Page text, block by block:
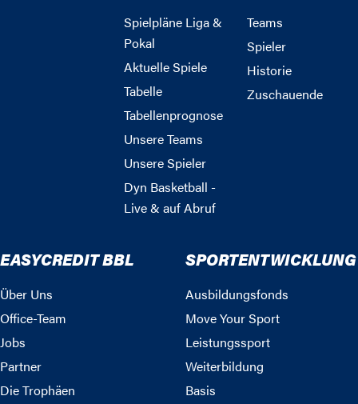
Spielpläne Liga &
Pokal
Aktuelle Spiele
Tabelle
Tabellenprognose
Unsere Teams
Unsere Spieler
Dyn Basketball -
Live & auf Abruf
Teams
Spieler
Historie
Zuschauende
EASYCREDIT BBL
Über Uns
Office-Team
Jobs
Partner
Die Trophäen
SPORTENTWICKLUNG
Ausbildungsfonds
Move Your Sport
Leistungssport
Weiterbildung
Basis